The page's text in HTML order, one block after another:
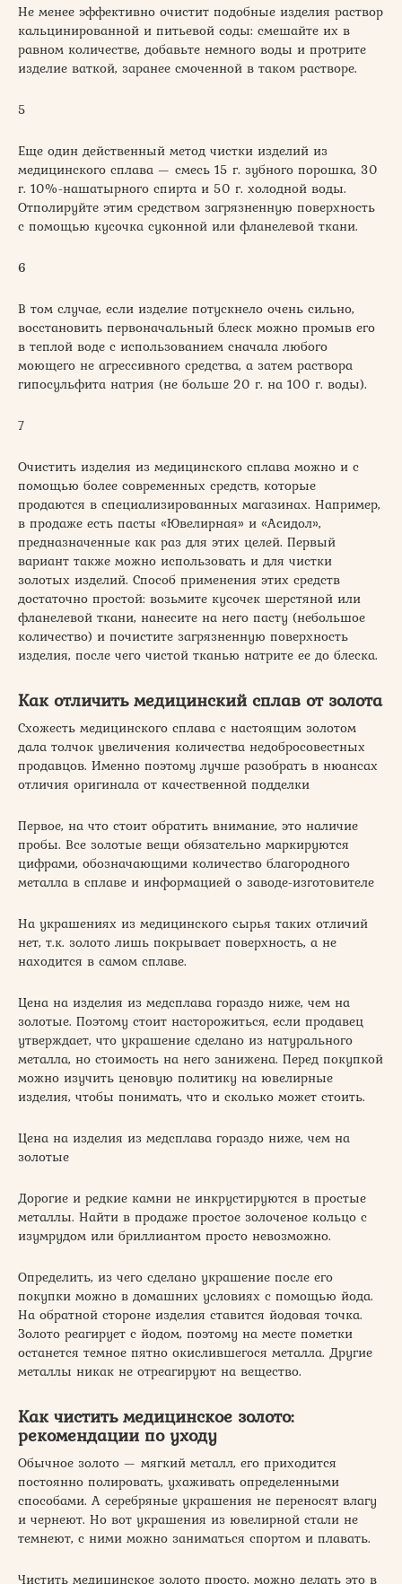
Не менее эффективно очистит подобные изделия раствор
кальцинированной и питьевой соды: смешайте их в
равном количестве, добавьте немного воды и протрите
изделие ваткой, заранее смоченной в таком растворе.
5
Еще один действенный метод чистки изделий из
медицинского сплава — смесь 15 г. зубного порошка, 30
г. 10%-нашатырного спирта и 50 г. холодной воды.
Отполируйте этим средством загрязненную поверхность
с помощью кусочка суконной или фланелевой ткани.
6
В том случае, если изделие потускнело очень сильно,
восстановить первоначальный блеск можно промыв его
в теплой воде с использованием сначала любого
моющего не агрессивного средства, а затем раствора
гипосульфита натрия (не больше 20 г. на 100 г. воды).
7
Очистить изделия из медицинского сплава можно и с
помощью более современных средств, которые
продаются в специализированных магазинах. Например,
в продаже есть пасты «Ювелирная» и «Асидол»,
предназначенные как раз для этих целей. Первый
вариант также можно использовать и для чистки
золотых изделий. Способ применения этих средств
достаточно простой: возьмите кусочек шерстяной или
фланелевой ткани, нанесите на него пасту (небольшое
количество) и почистите загрязненную поверхность
изделия, после чего чистой тканью натрите ее до блеска.
Как отличить медицинский сплав от золота
Схожесть медицинского сплава с настоящим золотом
дала толчок увеличения количества недобросовестных
продавцов. Именно поэтому лучше разобрать в нюансах
отличия оригинала от качественной подделки
Первое, на что стоит обратить внимание, это наличие
пробы. Все золотые вещи обязательно маркируются
цифрами, обозначающими количество благородного
металла в сплаве и информацией о заводе-изготовителе
На украшениях из медицинского сырья таких отличий
нет, т.к. золото лишь покрывает поверхность, а не
находится в самом сплаве.
Цена на изделия из медсплава гораздо ниже, чем на
золотые. Поэтому стоит насторожиться, если продавец
утверждает, что украшение сделано из натурального
металла, но стоимость на него занижена. Перед покупкой
можно изучить ценовую политику на ювелирные
изделия, чтобы понимать, что и сколько может стоить.
Цена на изделия из медсплава гораздо ниже, чем на
золотые
Дорогие и редкие камни не инкрустируются в простые
металлы. Найти в продаже простое золоченое кольцо с
изумрудом или бриллиантом просто невозможно.
Определить, из чего сделано украшение после его
покупки можно в домашних условиях с помощью йода.
На обратной стороне изделия ставится йодовая точка.
Золото реагирует с йодом, поэтому на месте пометки
останется темное пятно окислившегося металла. Другие
металлы никак не отреагируют на вещество.
Как чистить медицинское золото:
рекомендации по уходу
Обычное золото — мягкий металл, его приходится
постоянно полировать, ухаживать определенными
способами. А серебряные украшения не переносят влагу
и чернеют. Но вот украшения из ювелирной стали не
темнеют, с ними можно заниматься спортом и плавать.
Чистить медицинское золото просто, можно делать это в